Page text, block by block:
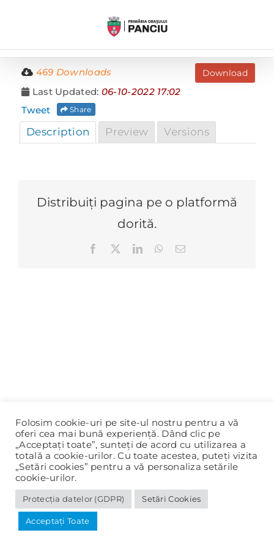
Download
469 Downloads
Last Updated: 06-10-2022 17:02
Share
Tweet
Description Preview Versions
Distribuiți pagina pe o platformă
dorită.
Facebook LinkedInWhatsApp
E-
© 2020-2025 Primăria Panciu |Protecția datelor (GDPR)
Folosim cookie-uri pe site-ul nostru pentru a vă
oferi cea mai bună experiență. Dând clic pe
„Acceptați toate”, sunteți de acord cu utilizarea a
totală a cookie-urilor. Cu toate acestea, puteți vizita
„Setări cookies” pentru a vă personaliza setările
cookie-urilor.
Protecția datelor (GDPR) Setări Cookies
Acceptați Toate